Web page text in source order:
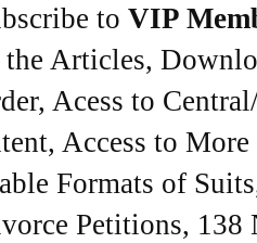
to VIP
Articles,
Acess to
Access to
Formats of
Petitions, 138